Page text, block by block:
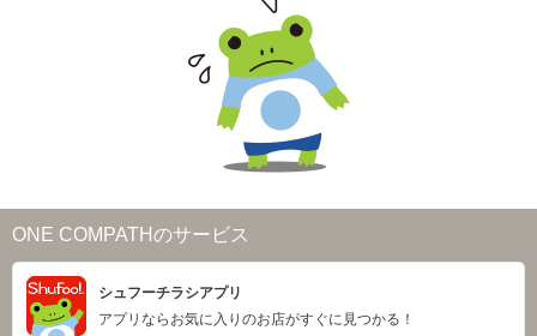
ONE COMPATHのサービス
シュフーチラシアプリ
アプリならお気に入りのお店がすぐに見つかる！